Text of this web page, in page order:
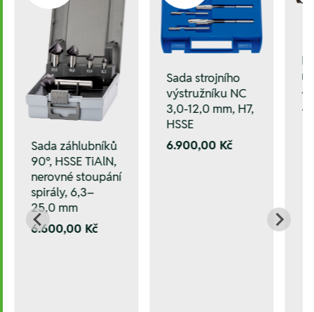
Sada záhlubníků
90°, HSSE TiAlN,
nerovné stoupání
spirály, 6,3–
25,0 mm
6.600,00 Kč
Sada strojního
výstružníku NC
3,0-12,0 mm, H7,
HSSE
6.900,00 Kč